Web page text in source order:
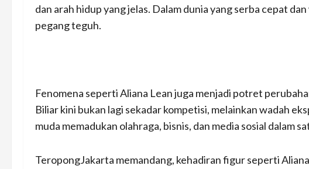
dan arah hidup yang jelas. Dalam dunia yang serba cepat
pegang teguh.
Fenomena seperti Aliana Lean juga menjadi potret
Biliar kini bukan lagi sekadar kompetisi, melainkan wadah
muda memadukan olahraga, bisnis, dan media sosial dalam
TeropongJakarta memandang, kehadiran figur seperti